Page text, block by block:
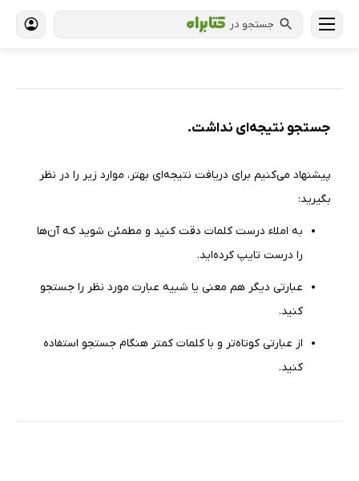
جستجو در
جستجو نتیجه‌ای نداشت.
پیشنهاد می‌كنیم برای دریافت نتیجه‌ای بهتر، موارد زیر را در نظر
بگیرید:
به املاء درست کلمات دقت كنید و مطمئن شوید كه آن‌ها
را درست تایپ كرده‌اید.
عبارتی دیگر هم معنی یا شبیه عبارت مورد نظر را جستجو
كنید.
از عبارتی كوتاه‌تر و با كلمات كمتر هنگام جستجو استفاده
كنید.